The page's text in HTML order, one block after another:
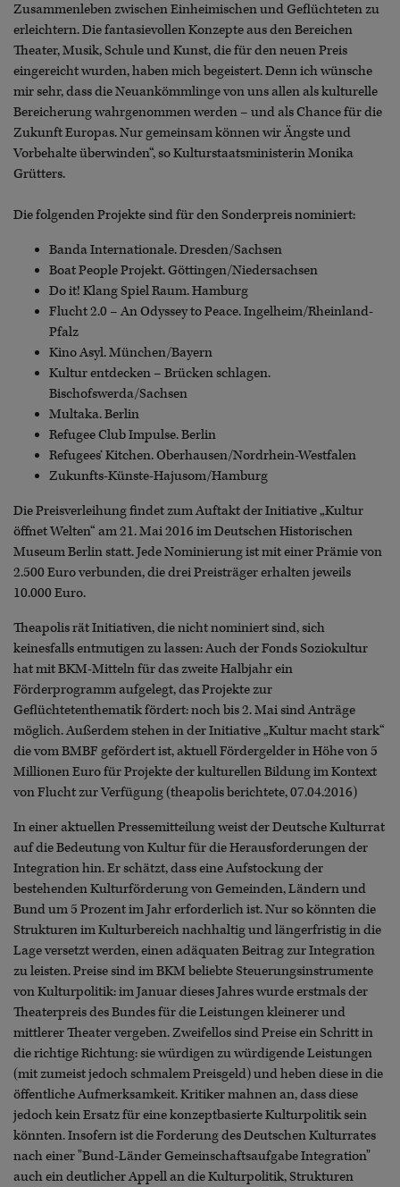
Zusammenleben zwischen Einheimischen und Geflüchteten zu
erleichtern. Die fantasievollen Konzepte aus den Bereichen
Theater, Musik, Schule und Kunst, die für den neuen Preis
eingereicht wurden, haben mich begeistert. Denn ich wünsche
mir sehr, dass die Neuankömmlinge von uns allen als kulturelle
Bereicherung wahrgenommen werden – und als Chance für die
Zukunft Europas. Nur gemeinsam können wir Ängste und
Vorbehalte überwinden“, so Kulturstaatsministerin Monika
Grütters.
Die folgenden Projekte sind für den Sonderpreis nominiert:
Banda Internationale. Dresden/Sachsen
Boat People Projekt. Göttingen/Niedersachsen
Do it! Klang Spiel Raum. Hamburg
Flucht 2.0 – An Odyssey to Peace. Ingelheim/Rheinland-
Pfalz
Kino Asyl. München/Bayern
Kultur entdecken – Brücken schlagen.
Bischofswerda/Sachsen
Multaka. Berlin
Refugee Club Impulse. Berlin
Refugees‘ Kitchen. Oberhausen/Nordrhein-Westfalen
Zukunfts-Künste-Hajusom/Hamburg
Die Preisverleihung findet zum Auftakt der Initiative „Kultur
öffnet Welten“ am 21. Mai 2016 im Deutschen Historischen
Museum Berlin statt. Jede Nominierung ist mit einer Prämie von
2.500 Euro verbunden, die drei Preisträger erhalten jeweils
10.000 Euro.
Theapolis rät Initiativen, die nicht nominiert sind, sich
keinesfalls entmutigen zu lassen: Auch der Fonds Soziokultur
hat mit BKM-Mitteln für das zweite Halbjahr ein
Förderprogramm aufgelegt, das Projekte zur
Geflüchtetenthematik fördert: noch bis 2. Mai sind Anträge
möglich.Außerdem stehen in der Initiative „Kultur macht stark“
die vom BMBF gefördert ist, aktuell Fördergelder in Höhe von 5
Millionen Euro für Projekte der kulturellen Bildung im Kontext
von Flucht zur Verfügung (theapolis berichtete, 07.04.2016)
In einer aktuellen Pressemitteilung weist der Deutsche Kulturrat
auf die Bedeutung von Kultur für die Herausforderungen der
Integration hin. Er schätzt, dass eine Aufstockung der
bestehenden Kulturförderung von Gemeinden, Ländern und
Bund um 5 Prozent im Jahr erforderlich ist. Nur so könnten die
Strukturen im Kulturbereich nachhaltig und längerfristig in die
Lage versetzt werden, einen adäquaten Beitrag zur Integration
zu leisten. Preise sind im BKM beliebte Steuerungsinstrumente
von Kulturpolitik: im Januar dieses Jahres wurde erstmals der
Theaterpreis des Bundes für die Leistungen kleinerer und
mittlerer Theater vergeben. Zweifellos sind Preise ein Schritt in
die richtige Richtung: sie würdigen zu würdigende Leistungen
(mit zumeist jedoch schmalem Preisgeld) und heben diese in die
öffentliche Aufmerksamkeit. Kritiker mahnen an, dass diese
jedoch kein Ersatz für eine konzeptbasierte Kulturpolitik sein
könnten. Insofern ist die Forderung des Deutschen Kulturrates
nach einer "Bund-Länder Gemeinschaftsaufgabe Integration"
auch ein deutlicher Appell an die Kulturpolitik, Strukturen